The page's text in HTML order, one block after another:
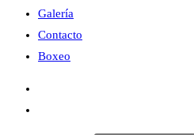
Galería
Contacto
Boxeo